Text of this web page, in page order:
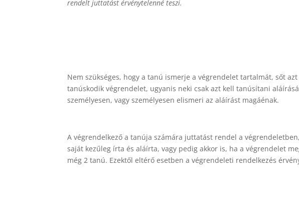
rendelt juttatást érvénytelenné teszi.
Nem szükséges, hogy a tanú ismerje a végrendelet tartalmát, sőt
tanúskodik végrendelet, ugyanis neki csak azt kell tanúsítani
személyesen, vagy személyesen elismeri az aláírást magáénak.
A végrendelkező a tanúja számára juttatást rendel a
saját kezűleg írta és aláírta, vagy pedig akkor is, ha a végrendelet
még 2 tanú. Ezektől eltérő esetben a végrendeleti rendelkezés